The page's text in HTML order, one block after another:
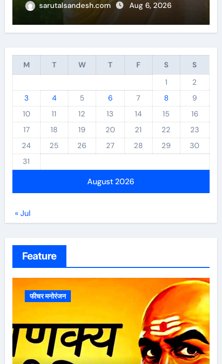
sarutalsandesh.com Aug 6, 2026
August 2026
M T W T F S
S
1
2
3
4 5 6 7 8
9
10
11 12 13 14 15
16
17
18 19 20 21 22
23
24
25 26 27 28 29
30
31
« Jul
Feature
फीचर मनोरंजन